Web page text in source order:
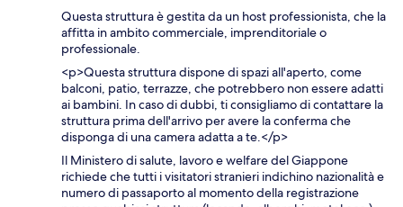
Questa struttura è gestita da un host professionista, che la
affitta in ambito commerciale, imprenditoriale o
professionale.
<p>Questa struttura dispone di spazi all'aperto, come
balconi, patio, terrazze, che potrebbero non essere adatti
ai bambini. In caso di dubbi, ti consigliamo di contattare la
struttura prima dell'arrivo per avere la conferma che
disponga di una camera adatta a te.</p>
Il Ministero di salute, lavoro e welfare del Giappone
richiede che tutti i visitatori stranieri indichino nazionalità e
numero di passaporto al momento della registrazione